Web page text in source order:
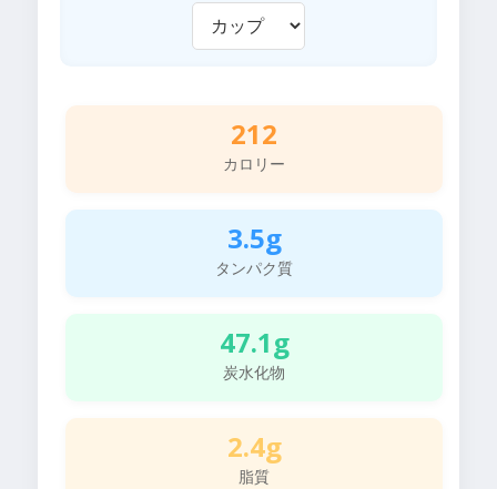
212
カロリー
3.5g
タンパク質
47.1g
炭水化物
2.4g
脂質